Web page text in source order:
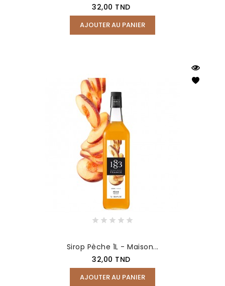
Prix
32,00 TND
AJOUTER AU PANIER
Sirop Pèche 1L - Maison...
Prix
32,00 TND
AJOUTER AU PANIER